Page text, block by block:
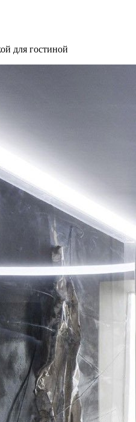
для гостиной